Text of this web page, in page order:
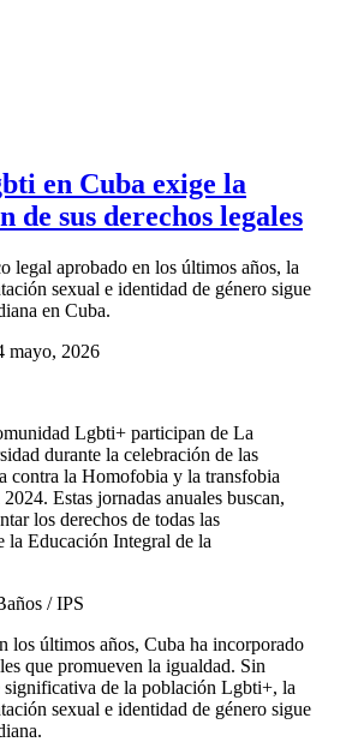
en Cuba exige la
de sus derechos legales
legal aprobado en los últimos años, la
sexual e identidad de género sigue
en Cuba.
mayo, 2026
Lgbti+ participan de La
durante la celebración de las
contra la Homofobia y la transfobia
Estas jornadas anuales buscan,
los derechos de todas las
la Educación Integral de la
/ IPS
los últimos años, Cuba ha incorporado
que promueven la igualdad. Sin
significativa de la población Lgbti+, la
sexual e identidad de género sigue